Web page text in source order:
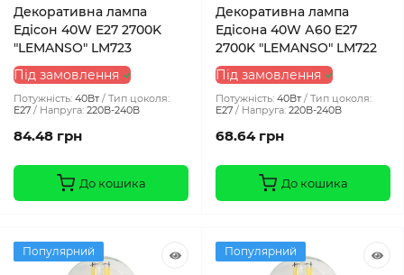
Декоративна лампа
Едісон 40W E27 2700K
"LEMANSO" LM723
Під замовлення
Потужність: 40Вт
Тип цоколя:
E27
Напруга: 220В-240В
84.48 грн
До кошика
Декоративна лампа
Едісона 40W А60 E27
2700K "LEMANSO" LM722
Під замовлення
Потужність: 40Вт
Тип цоколя:
E27
Напруга: 220В-240В
68.64 грн
До кошика
Популярний Популярний